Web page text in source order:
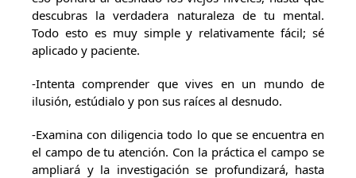
descubras la verdadera naturaleza de tu mental.
Todo esto es muy simple y relativamente fácil; sé
aplicado y paciente.
-Intenta comprender que vives en un mundo de
ilusión, estúdialo y pon sus raíces al desnudo.
-Examina con diligencia todo lo que se encuentra en
el campo de tu atención. Con la práctica el campo se
ampliará y la investigación se profundizará, hasta